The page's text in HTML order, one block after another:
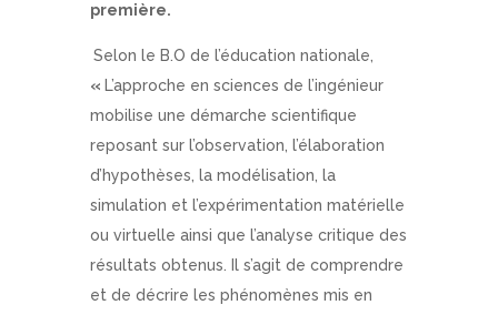
première.
Selon le B.O de l’éducation nationale,
« L’approche en sciences de l’ingénieur
mobilise une démarche scientifique
reposant sur l’observation, l’élaboration
d’hypothèses, la modélisation, la
simulation et l’expérimentation matérielle
ou virtuelle ainsi que l’analyse critique des
résultats obtenus. Il s’agit de comprendre
et de décrire les phénomènes mis en